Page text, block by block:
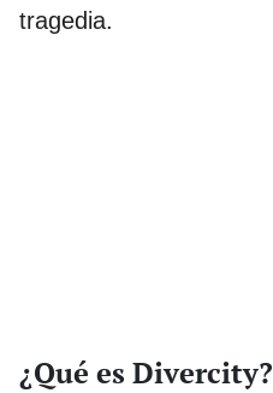
tragedia.
¿Qué es Divercity?